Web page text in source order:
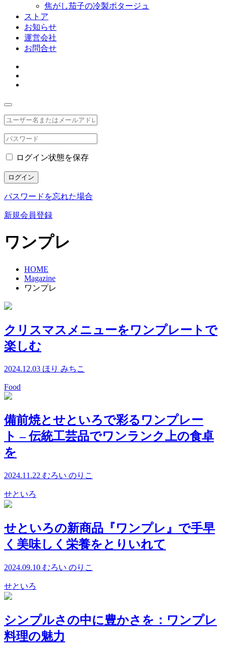
焦がし茄子の冷製ポタージュ
ストア
お知らせ
運営会社
お問合せ
ログイン状態を保存
ログイン
パスワードを忘れた場合
新規会員登録
ワンプレ
HOME
Magazine
ワンプレ
クリスマスメニューをワンプレートで
楽しむ
2024.12.03 ほり みちこ
Food
備前焼とせといろで彩るワンプレー
ト – 伝統工芸品でワンランク上の食卓
を
2024.11.22 むろい のりこ
せといろ
せといろの新商品『ワンプレ』で手早
く美味しく栄養をとりいれて
2024.09.10 むろい のりこ
せといろ
シンプルさの中に豊かさを：ワンプレ
料理の魅力